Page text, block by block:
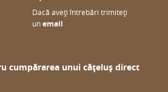
Dacă aveți întrebări trimiteți
unemail
cumpărarea unui cățeluș direct